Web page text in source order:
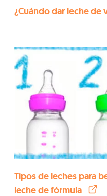
¿Cuándo dar leche de
Tipos de leches para
leche de fórmula